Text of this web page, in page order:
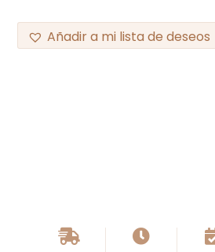
Añadir a mi lista de deseos